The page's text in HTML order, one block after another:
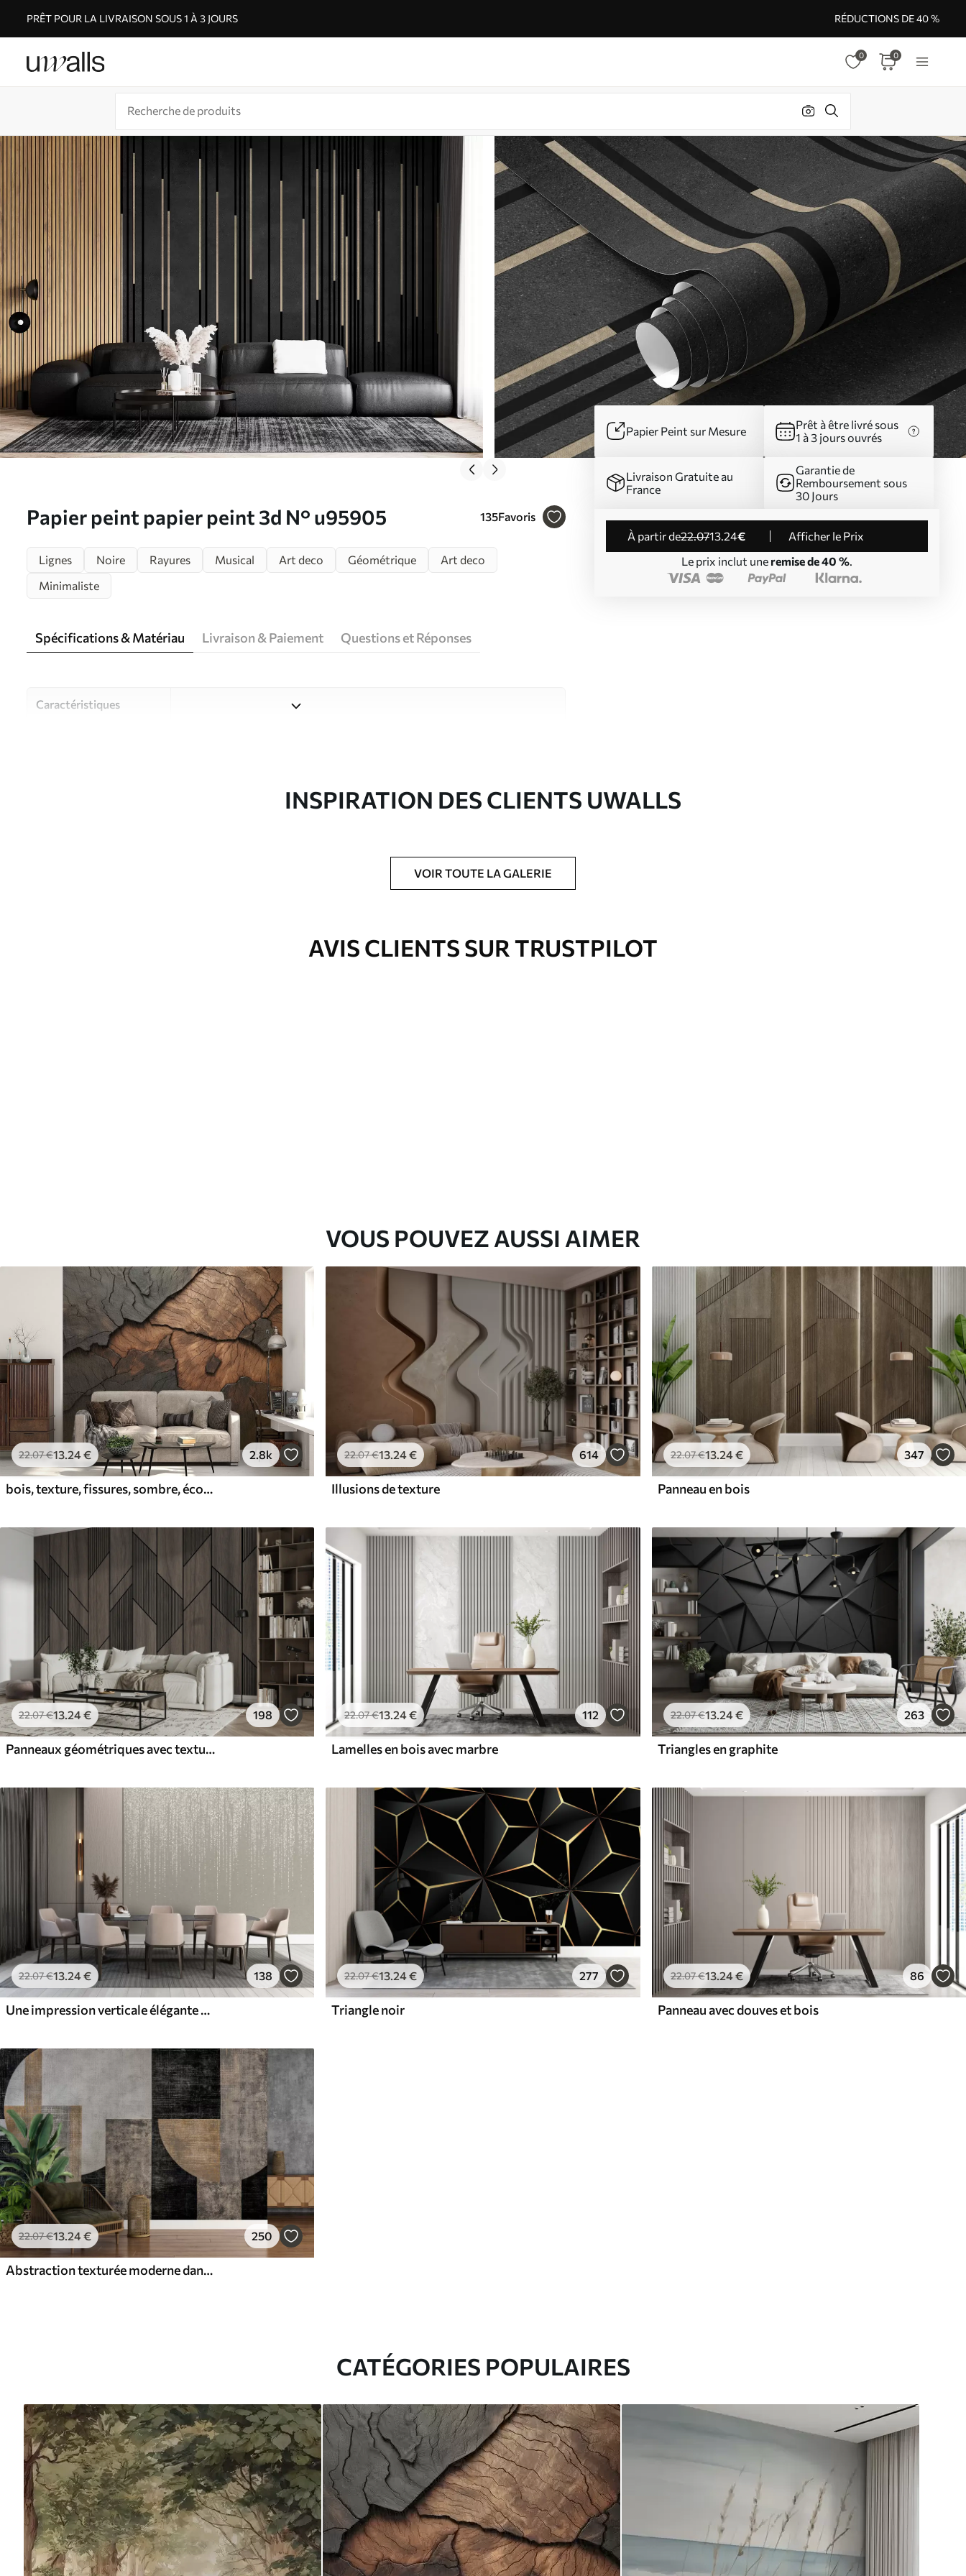
PRÊT POUR LA LIVRAISON SOUS 1 À 3 JOURS RÉDUCTIONS DE 40 %
0 0
Papier peint papier peint 3d N° u95905 135Favoris
Papier Peint sur Mesure
Prêt à être livré sous
1 à 3 jours ouvrés
Livraison Gratuite au
France
Garantie de
Remboursement sous
30 Jours
à partir de22.0713.24€
Afficher le Prix
Le prix inclut une remise de 40 %.
Lignes Noire Rayures Musical Art deco Géométrique
Art deco
Minimaliste
Spécifications & Matériau Livraison & Paiement Questions et Réponses
Caractéristiques
Studio de design Uwalls
Imprimé sur commande et livré en rouleaux jusqu’à 50 cm de large.
INSPIRATION DES CLIENTS UWALLS
VOIR TOUTE LA GALERIE
AVIS CLIENTS SUR TRUSTPILOT
VOUS POUVEZ AUSSI AIMER
22.07€13 .24€ 2.8k
bois, texture, fissures, sombre, écorce, surface
22.07€13 .24€ 614
Illusions de texture
22.07€13.24€ 347
Panneau en bois
22.07€13.24€ 198
Panneaux géométriques avec texture bois
22.07€13.24€ 112
Lamelles en bois avec marbre
22.07€13.24€ 263
Triangles en graphite
22.07€13 .24€ 138
Une impression verticale élégante de guirlandes en pointillés sur un fond texturé beige, créant une impression de profondeur et de mouvement
22.07€13 .24€ 277
Triangle noir
22.07€13.24€ 86
Panneau avec douves et bois
22.07€13.24€ 250
Abstraction texturée moderne dans les couleurs noir et orange
CATÉGORIES POPULAIRES